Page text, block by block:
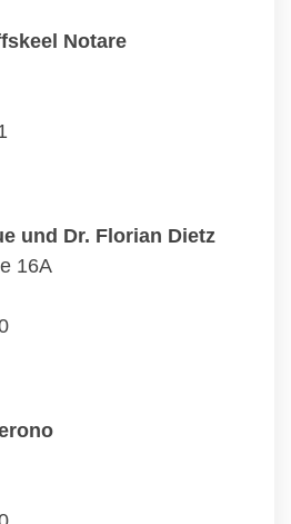
Notare
und Dr. Florian Dietz
16A